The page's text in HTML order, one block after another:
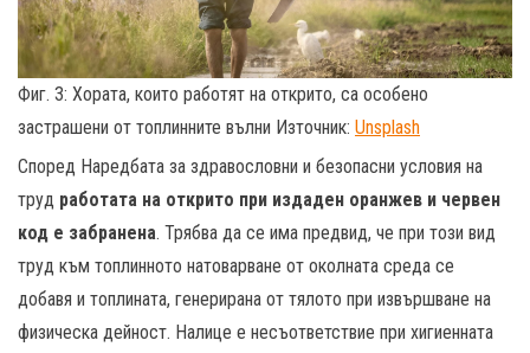
Фиг. 3: Хората, които работят на открито, са особено
застрашени от топлинните вълни Източник: Unsplash
Според Наредбата за здравословни и безопасни условия на
труд работата на открито при издаден оранжев и червен
код е забранена. Трябва да се има предвид, че при този вид
труд към топлинното натоварване от околната среда се
добавя и топлината, генерирана от тялото при извършване на
физическа дейност. Налице е несъответствие при хигиенната